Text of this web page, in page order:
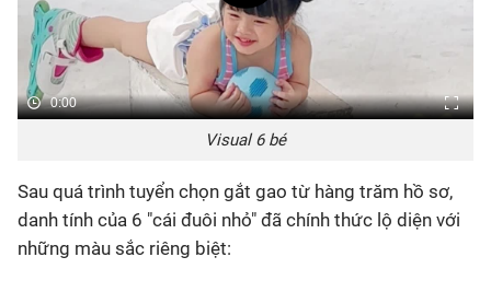
0:00
Visual 6 bé
Sau quá trình tuyển chọn gắt gao từ hàng trăm hồ sơ,
danh tính của 6 "cái đuôi nhỏ" đã chính thức lộ diện với
những màu sắc riêng biệt: